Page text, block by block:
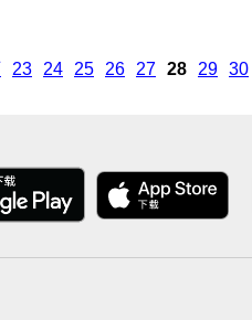
23 24 25 26 27 28 29 30